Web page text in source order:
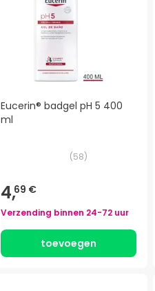
Eucerin® badgel pH 5 400
ml
(58)
4,69 €
Verzending binnen 24-72 uur
toevoegen